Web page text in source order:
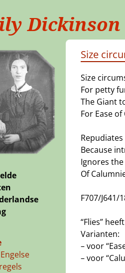
Dickinson
Size
Size
For petty
The Giant
For Ease
Because
Ignores
Of
F707/J641/
“Flies”
Varianten:
– voor
– voor